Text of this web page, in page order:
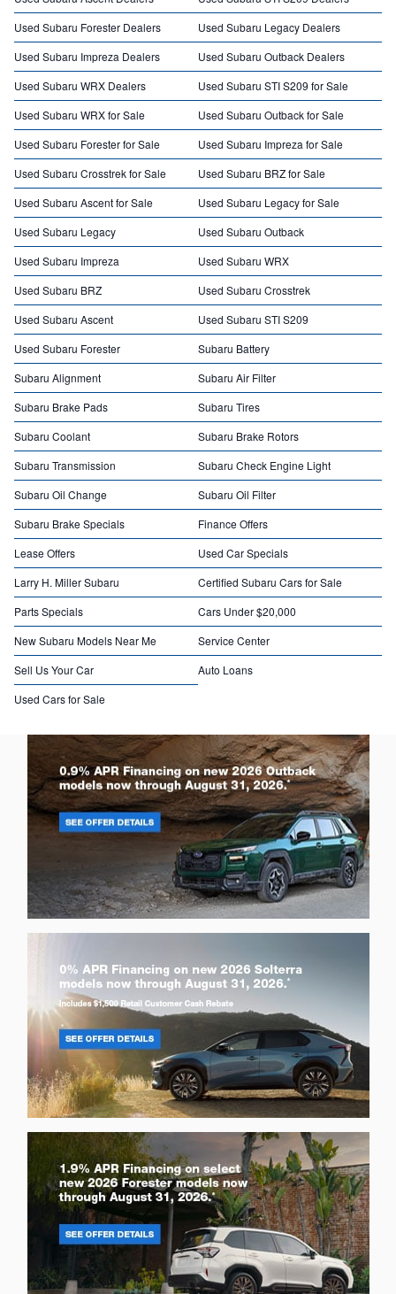
Used Subaru Forester Dealers
Used Subaru Legacy Dealers
Used Subaru Impreza Dealers
Used Subaru Outback Dealers
Used Subaru WRX Dealers
Used Subaru STI S209 for Sale
Used Subaru WRX for Sale
Used Subaru Outback for Sale
Used Subaru Forester for Sale
Used Subaru Impreza for Sale
Used Subaru Crosstrek for Sale
Used Subaru BRZ for Sale
Used Subaru Ascent for Sale
Used Subaru Legacy for Sale
Used Subaru Legacy
Used Subaru Outback
Used Subaru Impreza
Used Subaru WRX
Used Subaru BRZ
Used Subaru Crosstrek
Used Subaru Ascent
Used Subaru STI S209
Used Subaru Forester
Subaru Battery
Subaru Alignment
Subaru Air Filter
Subaru Brake Pads
Subaru Tires
Subaru Coolant
Subaru Brake Rotors
Subaru Transmission
Subaru Check Engine Light
Subaru Oil Change
Subaru Oil Filter
Subaru Brake Specials
Finance Offers
Lease Offers
Used Car Specials
Larry H. Miller Subaru
Certified Subaru Cars for Sale
Parts Specials
Cars Under $20,000
New Subaru Models Near Me
Service Center
Sell Us Your Car
Auto Loans
Used Cars for Sale